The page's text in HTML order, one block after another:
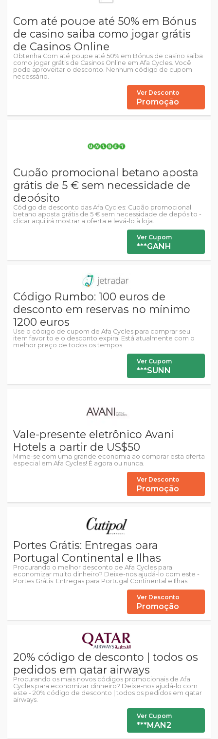
Com até poupe até 50% em Bónus
de casino saiba como jogar grátis
de Casinos Online
Obtenha Com até poupe até 50% em Bónus de casino saiba
como jogar grátis de Casinos Online em Afa Cycles. Você
pode aproveitar o desconto. Nenhum código de cupom
necessário.
Ver Desconto
Promoção
Cupão promocional betano aposta
grátis de 5 € sem necessidade de
depósito
Código de desconto das Afa Cycles: Cupão promocional
betano aposta grátis de 5 € sem necessidade de depósito -
clicar aqui irá mostrar a oferta e levá-lo à loja.
Ver Cupom
***GANH
Código Rumbo: 100 euros de
desconto em reservas no mínimo
1200 euros
Use o código de cupom de Afa Cycles para comprar seu
item favorito e o desconto expira. Está atualmente com o
melhor preço de todos os tempos.
Ver Cupom
***SUNN
Vale-presente eletrônico Avani
Hotels a partir de US$50
Mime-se com uma grande economia ao comprar esta oferta
especial em Afa Cycles! É agora ou nunca.
Ver Desconto
Promoção
Portes Grátis: Entregas para
Portugal Continental e Ilhas
Procurando o melhor desconto de Afa Cycles para
economizar muito dinheiro? Deixe-nos ajudá-lo com este -
Portes Grátis: Entregas para Portugal Continental e Ilhas
Ver Desconto
Promoção
20% código de desconto | todos os
pedidos em qatar airways
Procurando os mais novos códigos promocionais de Afa
Cycles para economizar dinheiro? Deixe-nos ajudá-lo com
este - 20% código de desconto | todos os pedidos em qatar
airways.
Ver Cupom
***MAN2